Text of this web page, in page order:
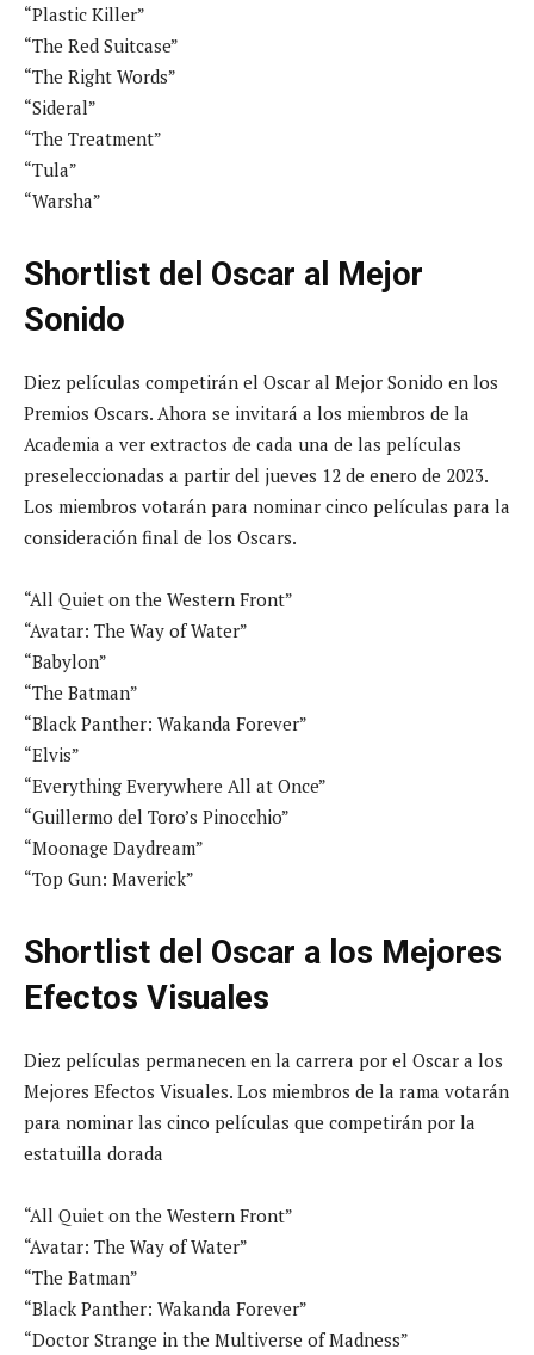
“Plastic Killer”
“The Red Suitcase”
“The Right Words”
“Sideral”
“The Treatment”
“Tula”
“Warsha”
Shortlist del Oscar al Mejor
Sonido
Diez películas competirán el Oscar al Mejor Sonido en los
Premios Oscars. Ahora se invitará a los miembros de la
Academia a ver extractos de cada una de las películas
preseleccionadas a partir del jueves 12 de enero de 2023.
Los miembros votarán para nominar cinco películas para la
consideración final de los Oscars.
“All Quiet on the Western Front”
“Avatar: The Way of Water”
“Babylon”
“The Batman”
“Black Panther: Wakanda Forever”
“Elvis”
“Everything Everywhere All at Once”
“Guillermo del Toro’s Pinocchio”
“Moonage Daydream”
“Top Gun: Maverick”
Shortlist del Oscar a los Mejores
Efectos Visuales
Diez películas permanecen en la carrera por el Oscar a los
Mejores Efectos Visuales. Los miembros de la rama votarán
para nominar las cinco películas que competirán por la
estatuilla dorada
“All Quiet on the Western Front”
“Avatar: The Way of Water”
“The Batman”
“Black Panther: Wakanda Forever”
“Doctor Strange in the Multiverse of Madness”